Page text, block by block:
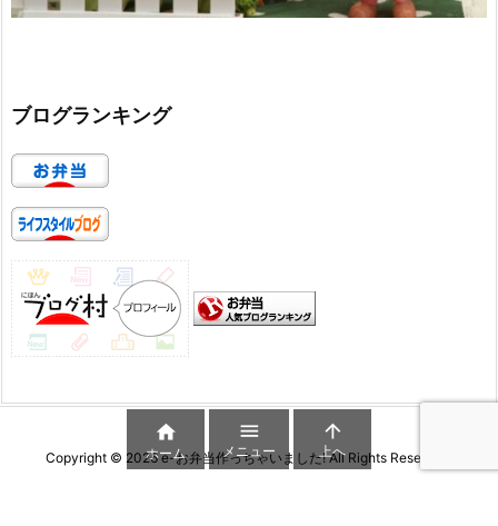
ブログランキング
Copyright © 2026 e-お弁当作っちゃいました!All Rights Reserved.

ホーム

メニュー

上へ